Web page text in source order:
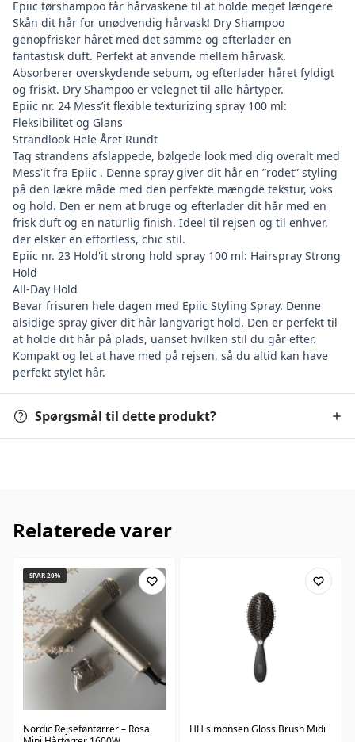
Epiic tørshampoo får hårvaskene til at holde meget længere
Skån dit hår for unødvendig hårvask! Dry Shampoo
genopfrisker håret med det samme og efterlader en
fantastisk duft. Perfekt at anvende mellem hårvask.
Absorberer overskydende sebum, og efterlader håret fyldigt
og friskt. Dry Shampoo er velegnet til alle hårtyper.
Epiic nr. 24 Mess’it flexible texturizing spray 100 ml:
Fleksibilitet og Glans
Strandlook Hele Året Rundt
Tag strandens afslappede, bølgede look med dig overalt med
Mess'it fra Epiic . Denne spray giver dit hår en ”rodet” styling
på den lækre måde med den perfekte mængde tekstur, voks
og hold. Den er nem at bruge og efterlader dit hår med en
frisk duft og en naturlig finish. Ideel til rejsen og til enhver,
der elsker en effortless, chic stil.
Epiic nr. 23 Hold'it strong hold spray 100 ml: Hairspray Strong
Hold
All-Day Hold
Bevar frisuren hele dagen med Epiic Styling Spray. Denne
alsidige spray giver dit hår langvarigt hold. Den er perfekt til
at holde dit hår på plads, uanset hvilken stil du går efter.
Kompakt og let at have med på rejsen, så du altid kan have
perfekt stylet hår.
Spørgsmål til dette produkt?
Relaterede varer
SPAR 20%
Nordic Rejseføntørrer – Rosa
HH simonsen Gloss Brush Midi